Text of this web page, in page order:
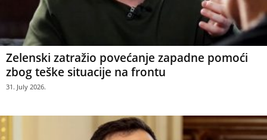
Zelenski zatražio povećanje zapadne pomoći
zbog teške situacije na frontu
31. July 2026.